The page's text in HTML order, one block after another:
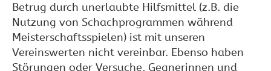
Betrug durch unerlaubte Hilfsmittel (z.B. die
Nutzung von Schachprogrammen während
Meisterschaftsspielen) ist mit unseren
Vereinswerten nicht vereinbar. Ebenso haben
Störungen oder Versuche, Gegnerinnen und